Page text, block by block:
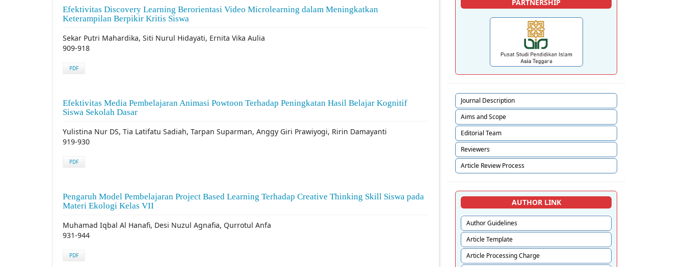
Efektivitas Discovery Learning Berorientasi Video Microlearning dalam Meningkatkan
Keterampilan Berpikir Kritis Siswa
Sekar Putri Mahardika, Siti Nurul Hidayati, Ernita Vika Aulia
909-918
PDF
Efektivitas Media Pembelajaran Animasi Powtoon Terhadap Peningkatan Hasil Belajar Kognitif
Siswa Sekolah Dasar
Yulistina Nur DS, Tia Latifatu Sadiah, Tarpan Suparman, Anggy Giri Prawiyogi, Ririn Damayanti
919-930
PDF
Pengaruh Model Pembelajaran Project Based Learning Terhadap Creative Thinking Skill Siswa pada
Materi Ekologi Kelas VII
Muhamad Iqbal Al Hanafi, Desi Nuzul Agnafia, Qurrotul Anfa
931-944
PDF
PARTNERSHIP
Journal Description
Aims and Scope
Editorial Team
Reviewers
Article Review Process
AUTHOR LINK
Author Guidelines
Article Template
Article Processing Charge